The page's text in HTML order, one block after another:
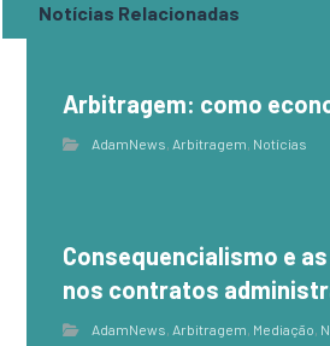
Notícias Relacionadas
Arbitragem: como
AdamNews, Arbitragem, Notícias
Consequencialismo e
nos contratos
AdamNews, Arbitragem, Mediação,